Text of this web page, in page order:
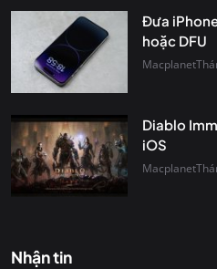
Đưa
hoặc DFU
Macplanet
Diablo
iOS
Macplanet
Nhận tin